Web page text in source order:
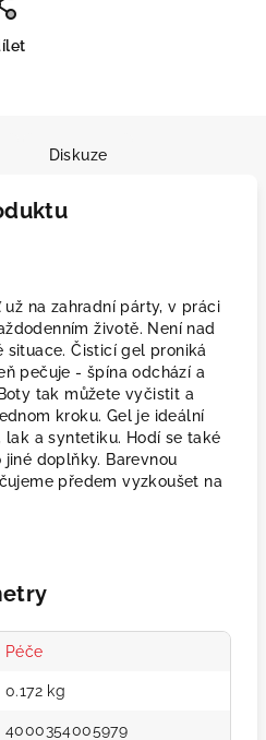
Diskuze
na zahradní párty, v práci
životě. Není nad
situace. Čisticí gel proniká
pečuje - špína odchází a
tak můžete vyčistit a
kroku. Gel je ideální
lak a syntetiku. Hodí se také
doplňky. Barevnou
předem vyzkoušet na
Péče
0.172 kg
4000354005979